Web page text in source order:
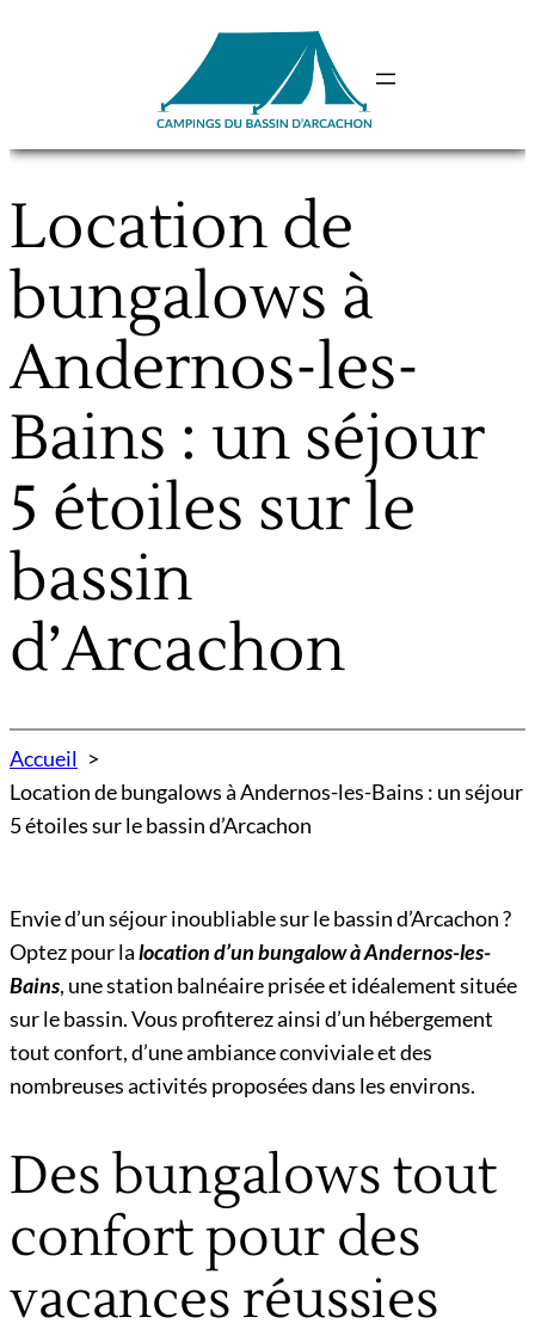
Location de
bungalows à
Andernos-les-
Bains : un séjour
5 étoiles sur le
bassin
d’Arcachon
Accueil
Location de bungalows à Andernos-les-Bains : un séjour
5 étoiles sur le bassin d’Arcachon
Envie d’un séjour inoubliable sur le bassin d’Arcachon ?
Optez pour lalocation d’un bungalow à Andernos-les-
Bains, une station balnéaire prisée et idéalement située
sur le bassin. Vous profiterez ainsi d’un hébergement
tout confort, d’une ambiance conviviale et des
nombreuses activités proposées dans les environs.
Des bungalows tout
confort pour des
vacances réussies